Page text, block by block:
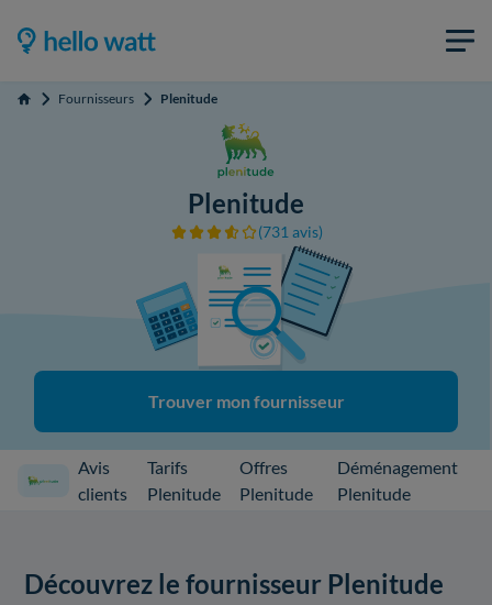
Accueil Fournisseurs Plenitude
Plenitude
(731 avis)
Trouver mon fournisseur
Avis
clients
Tarifs
Plenitude
Offres
Plenitude
Déménagement
Plenitude
Découvrez le fournisseur Plenitude